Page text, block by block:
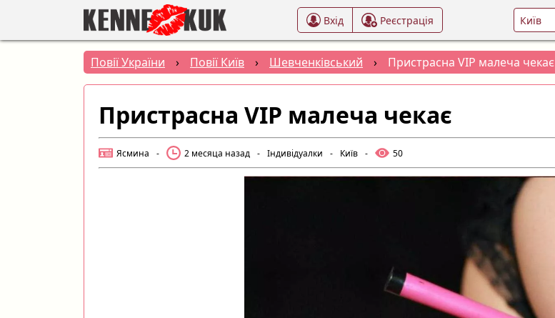
Вхід Реєстрація
Повії України › Повії Київ › Шевченківський › Пристрасна VIP малеча чекає
Пристрасна VIP малеча чекає
Ясмина - 2 месяца назад - Індивідуалки - Київ - 50